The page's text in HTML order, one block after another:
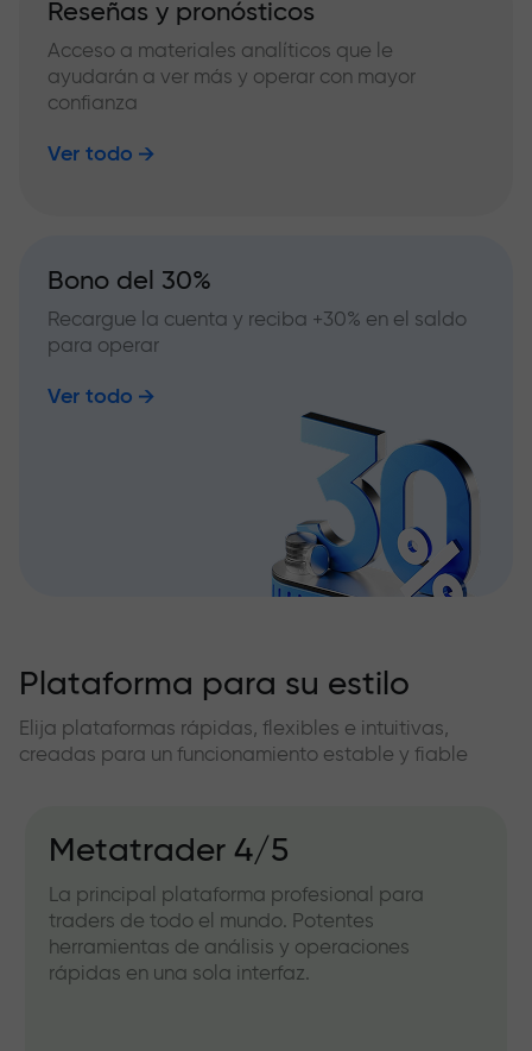
Reseñas y pronósticos
Acceso a materiales analíticos que le
ayudarán a ver más y operar con mayor
confianza
Ver todo
Bono del 30%
Recargue la cuenta y reciba +30% en el saldo
para operar
Ver todo
Plataforma para su estilo
Elija plataformas rápidas, flexibles e intuitivas,
creadas para un funcionamiento estable y fiable
Metatrader 4/5
La principal plataforma profesional para
traders de todo el mundo. Potentes
herramientas de análisis y operaciones
rápidas en una sola interfaz.